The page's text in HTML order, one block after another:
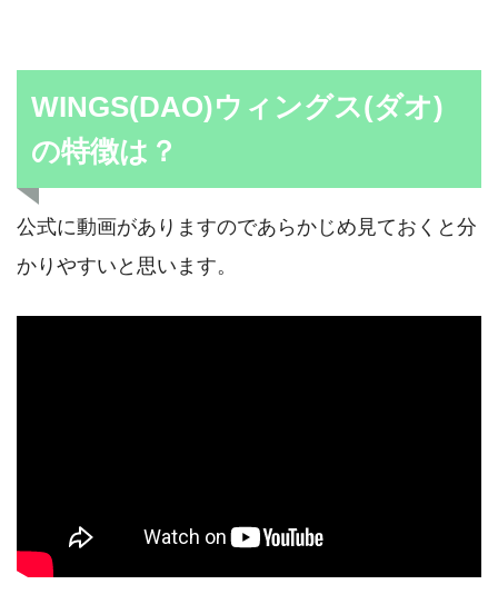
WINGS(DAO)ウィングス(ダオ)
の特徴は？
公式に動画がありますのであらかじめ見ておくと分
かりやすいと思います。